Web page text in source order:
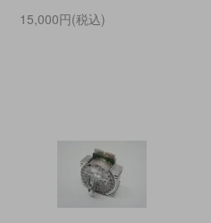
15,000円(税込)